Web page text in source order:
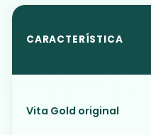
CARACTERÍSTICA
Vita Gold original